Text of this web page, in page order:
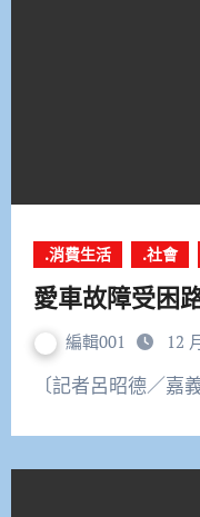
.消費生活 .社會
愛車故障受困
編輯001 12
〔記者呂昭德／